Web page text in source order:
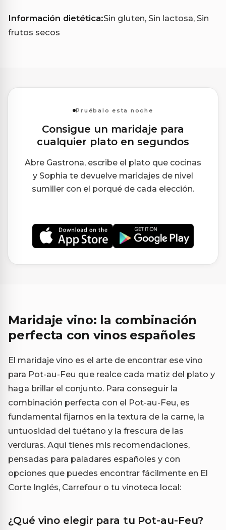
Información dietética:Sin gluten, Sin lactosa, Sin
frutos secos
Pruébalo esta noche
Consigue un maridaje para
cualquier plato en segundos
Abre Gastrona, escribe el plato que cocinas
y Sophia te devuelve maridajes de nivel
sumiller con el porqué de cada elección.
Maridaje vino: la combinación
perfecta con vinos españoles
El maridaje vino es el arte de encontrar ese vino
para Pot-au-Feu que realce cada matiz del plato y
haga brillar el conjunto. Para conseguir la
combinación perfecta con el Pot-au-Feu, es
fundamental fijarnos en la textura de la carne, la
untuosidad del tuétano y la frescura de las
verduras. Aquí tienes mis recomendaciones,
pensadas para paladares españoles y con
opciones que puedes encontrar fácilmente en El
Corte Inglés, Carrefour o tu vinoteca local:
¿Qué vino elegir para tu Pot-au-Feu?